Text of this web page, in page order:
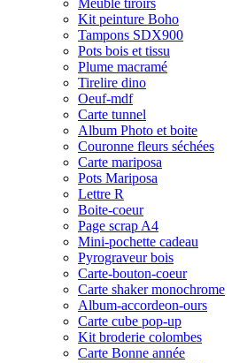
Meuble tiroirs
Kit peinture Boho
Tampons SDX900
Pots bois et tissu
Plume macramé
Tirelire dino
Oeuf-mdf
Carte tunnel
Album Photo et boite
Couronne fleurs séchées
Carte mariposa
Pots Mariposa
Lettre R
Boite-coeur
Page scrap A4
Mini-pochette cadeau
Pyrograveur bois
Carte-bouton-coeur
Carte shaker monochrome
Album-accordeon-ours
Carte cube pop-up
Kit broderie colombes
Carte Bonne année